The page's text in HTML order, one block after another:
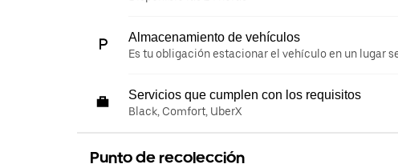
Almacenamiento de vehículos
Es tu obligación estacionar el vehículo en un lugar
Servicios que cumplen con los requisitos
Black, Comfort, UberX
Punto de recolección